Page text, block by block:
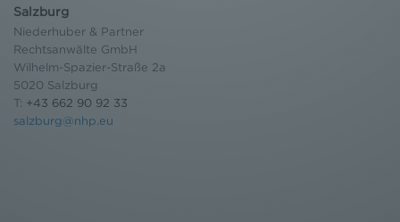
Salzburg
Niederhuber & Partner
Rechtsanwälte GmbH
Wilhelm-Spazier-Straße 2a
5020 Salzburg
T: +43 662 90 92 33
salzburg@nhp.eu
Bildschirmrand ein Cookie-Icon wo Sie jederzeit Ihre
Einwilligung widerrufen und Widerspruch ausüben.
Weitere Infomationen finden Sie hier:
Datenschutzerklärung